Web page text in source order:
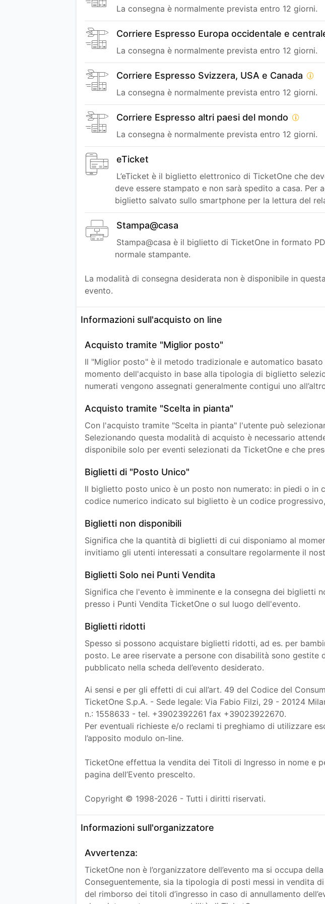
La consegna è normalmente prevista entro 12 giorni.
Corriere Espresso Europa occidentale e
La consegna è normalmente prevista entro 12 giorni.
Corriere Espresso Svizzera, USA e Canada
La consegna è normalmente prevista entro 12 giorni.
Corriere Espresso altri paesi del mondo
La consegna è normalmente prevista entro 12 giorni.
eTicket
L’eTicket è il biglietto elettronico di TicketOne che
deve essere stampato e non sarà spedito a casa.
biglietto salvato sullo smartphone per la lettura del
Stampa@casa
Stampa@casa è il biglietto di TicketOne in formato
normale stampante.
La modalità di consegna desiderata non è disponibile in
evento.
Informazioni sull'acquisto on line
Acquisto tramite "Miglior posto"
Il "Miglior posto" è il metodo tradizionale e automatico
momento dell'acquisto in base alla tipologia di biglietto
numerati vengono assegnati generalmente contigui uno
Acquisto tramite "Scelta in pianta"
Con l'acquisto tramite "Scelta in pianta" l'utente può
Selezionando questa modalità di acquisto è necessario
disponibile solo per eventi selezionati da TicketOne e che
Biglietti di "Posto Unico"
Il biglietto posto unico è un posto non numerato: in piedi o
codice numerico indicato sul biglietto è un codice
Biglietti non disponibili
Significa che la quantità di biglietti di cui disponiamo al
invitiamo gli utenti interessati a consultare regolarmente il
Biglietti Solo nei Punti Vendita
Significa che l'evento è imminente e la consegna dei biglietti
presso i Punti Vendita TicketOne o sul luogo dell'evento.
Biglietti ridotti
Spesso si possono acquistare biglietti ridotti, ad es. per
posto. Le aree riservate a persone con disabilità sono gestite
pubblicato nella scheda dell’evento desiderato.
Ai sensi e per gli effetti di cui all’art. 49 del Codice del
TicketOne S.p.A. - Sede legale: Via Fabio Filzi, 29 - 20124
n.: 1558633 - tel. +3902392261 fax +39023922670.
Per eventuali richieste e/o reclami ti preghiamo di utilizzare
l’apposito modulo on-line.
TicketOne effettua la vendita dei Titoli di Ingresso in nome e
pagina dell’Evento prescelto.
Copyright © 1998-2026 - Tutti i diritti riservati.
Informazioni sull'organizzatore
Avvertenza:
TicketOne non è l’organizzatore dell’evento ma si occupa
Conseguentemente, sia la tipologia di posti messi in vendita
del rimborso dei titoli d’ingresso in caso di annullamento